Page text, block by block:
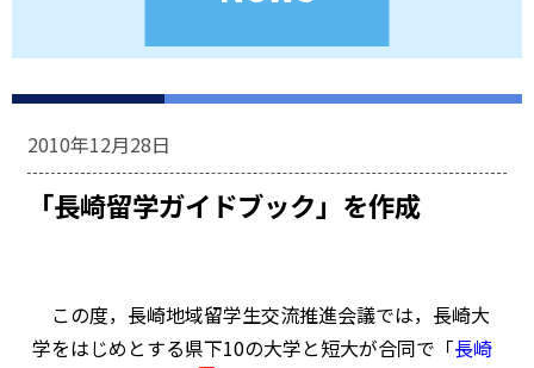
2010年12月28日
「長崎留学ガイドブック」を作成
この度，長崎地域留学生交流推進会議では，長崎大
学をはじめとする県下10の大学と短大が合同で「長崎